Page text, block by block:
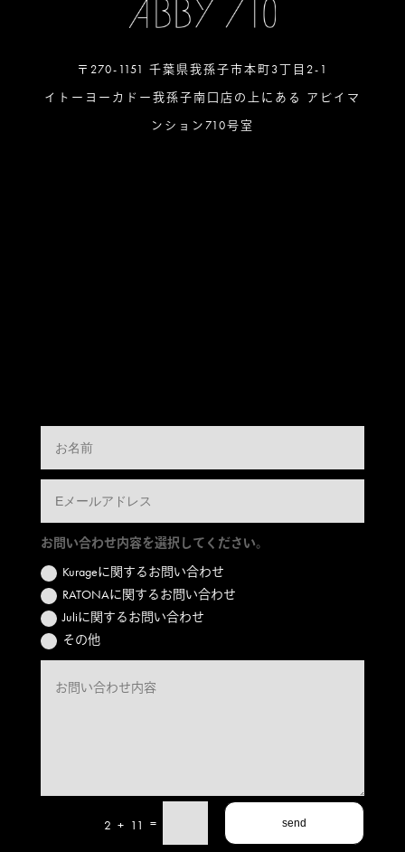
〒270-1151 千葉県我孫子市本町3丁目2-1
イトーヨーカドー我孫子南口店の上にある アビイマ
ンション710号室
お問い合わせ内容を選択してください。
Kurageに関するお問い合わせ
RATONAに関するお問い合わせ
Juliに関するお問い合わせ
その他
2 + 11 = send